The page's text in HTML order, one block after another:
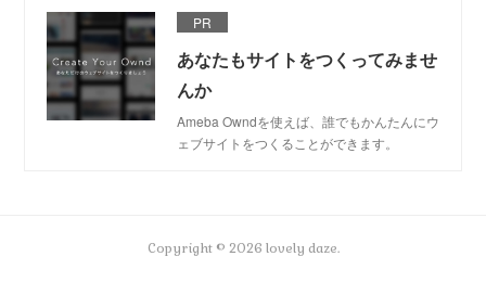
PR
あなたもサイトをつくってみませ
んか
Ameba Owndを使えば、誰でもかんたんにウ
ェブサイトをつくることができます。
Copyright © 2026 lovely daze.